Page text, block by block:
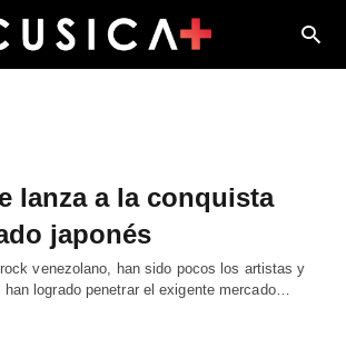
lanza a la conquista
japonés
venezolano, han sido pocos los artistas y
han logrado penetrar el exigente mercado…